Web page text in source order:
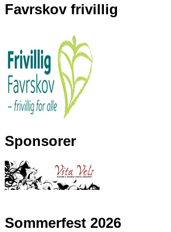
Favrskov frivillig
Sponsorer
Sommerfest 2026